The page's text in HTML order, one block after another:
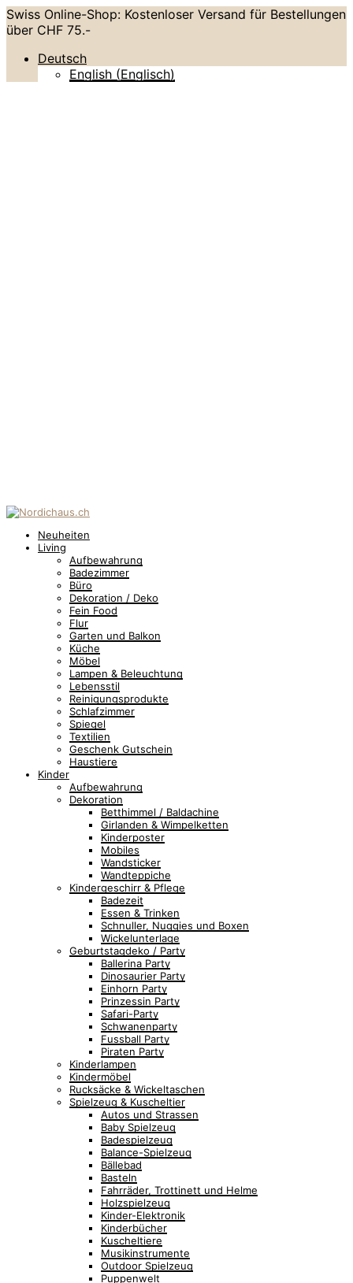
Swiss Online-Shop: Kostenloser Versand für Bestellungen
über CHF 75.-
Deutsch
English (Englisch)
Neuheiten
Living
Aufbewahrung
Badezimmer
Büro
Dekoration / Deko
Fein Food
Flur
Garten und Balkon
Küche
Möbel
Lampen & Beleuchtung
Lebensstil
Reinigungsprodukte
Schlafzimmer
Spiegel
Textilien
Geschenk Gutschein
Haustiere
Kinder
Aufbewahrung
Dekoration
Betthimmel / Baldachine
Girlanden & Wimpelketten
Kinderposter
Mobiles
Wandsticker
Wandteppiche
Kindergeschirr & Pflege
Badezeit
Essen & Trinken
Schnuller, Nuggies und Boxen
Wickelunterlage
Geburtstagdeko / Party
Ballerina Party
Dinosaurier Party
Einhorn Party
Prinzessin Party
Safari-Party
Schwanenparty
Fussball Party
Piraten Party
Kinderlampen
Kindermöbel
Rucksäcke & Wickeltaschen
Spielzeug & Kuscheltier
Autos und Strassen
Baby Spielzeug
Badespielzeug
Balance-Spielzeug
Bällebad
Basteln
Fahrräder, Trottinett und Helme
Holzspielzeug
Kinder-Elektronik
Kinderbücher
Kuscheltiere
Musikinstrumente
Outdoor Spielzeug
Puppenwelt